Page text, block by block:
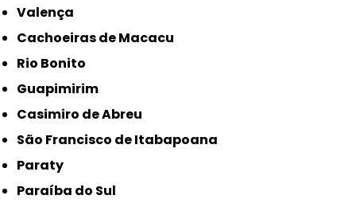
Valença
Cachoeiras de Macacu
Rio Bonito
Guapimirim
Casimiro de Abreu
São Francisco de Itabapoana
Paraty
Paraíba do Sul